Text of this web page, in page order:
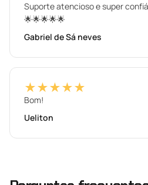
Suporte atencioso e super
🌟🌟🌟🌟🌟
Gabriel de Sá neves
★★★★★
Bom!
Ueliton